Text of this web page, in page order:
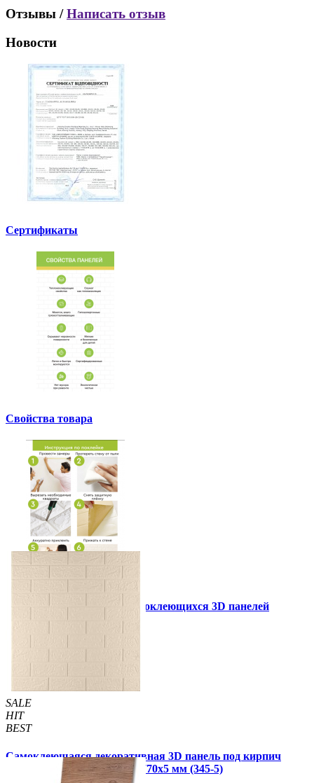
Отзывы /Написать отзыв
Новости
Сертификаты
Свойства товара
Инструкция установки самоклеющихся 3D панелей
Другие так же купили
SALE
HIT
BEST
Самоклеющаяся декоративная 3D панель под кирпич
цвета слоновой кости 700x770x5 мм (345-5)